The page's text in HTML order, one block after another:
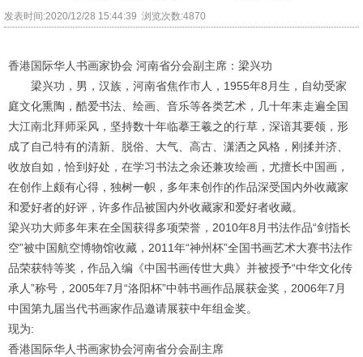
发表时间:2020/12/28 15:44:39 浏览次数:4870
香港国际华人书画家协会 河南省分会副主席：梁兴功
梁兴功，男，汉族，河南省焦作市人， 1955年8月生，自幼受家
庭文化熏陶，酷爱书法、绘画、音乐等各类艺术，几十年耒走遍全国
大江南北拜师采风，坚持数十年临摹王羲之的行草，深谙其要领，形
成了自己特有的清新、脱俗、大气、高古、潇洒之风格，刚揉并济、
收放自如，恰到好处，在学习书法之余还兼攻绘画，尤擅长中国画，
在创作上颇有心得，独树一帜，多年耒创作的作品深受国内外收藏家
和爱好者的好评，许多作品被国内外收藏家和爱好者收藏。
梁兴功大师多年耒在全国获得多项荣誉， 2010年8月书法作品“剑指长
空”被中国航空博物馆收藏， 2011年“神州杯”全国书画艺术大赛书法作
品荣获特等奖，作品入编《中国书画传世大典》并被授予“中华文化传
承人”称号， 2005年7月“洛阳杯”中韩书画作品展获金奖， 2006年7月
中国第九届当代书画家作品邀请展获中年组金奖。
现为:
香港国际华人书画家协会河南省分会副主席